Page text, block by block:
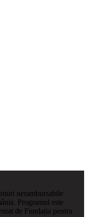
nerambursabile
Programul este
de Fundația pentru